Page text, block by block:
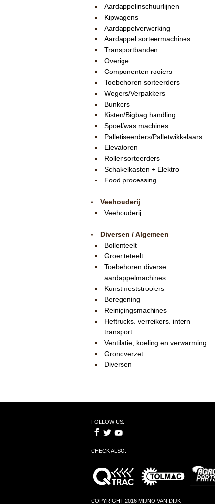
Aardappelinschuurlijnen
Kipwagens
Aardappelverwerking
Aardappel sorteermachines
Transportbanden
Overige
Componenten rooiers
Toebehoren sorteerders
Wegers/Verpakkers
Bunkers
Kisten/Bigbag handling
Spoel/was machines
Palletiseerders/Palletwikkelaars
Elevatoren
Rollensorteerders
Schakelkasten + Elektro
Food processing
Veehouderij
Veehouderij
Diversen / Algemeen
Bollenteelt
Groenteteelt
Toebehoren diverse
aardappelmachines
Kunstmeststrooiers
Beregening
Reinigingsmachines
Heftrucks, verreikers, intern
transport
Ventilatie, koeling en verwarming
Grondverzet
Diversen
FOLLOW US:
CHECK ALSO:
COPYRIGHT 2016 MIJNO VAN DIJK